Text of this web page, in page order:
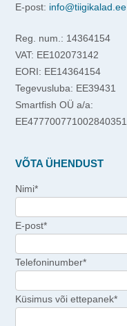
E-post: info@tiigikalad.ee
Reg. num.: 14364154
VAT: EE102073142
EORI: EE14364154
Tegevusluba: EE39431
Smartfish OÜ a/a:
EE477700771002840351
VÕTA ÜHENDUST
Nimi*
E-post*
Telefoninumber*
Küsimus või ettepanek*